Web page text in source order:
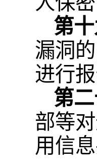
第
漏洞
进行
第
部等
用信